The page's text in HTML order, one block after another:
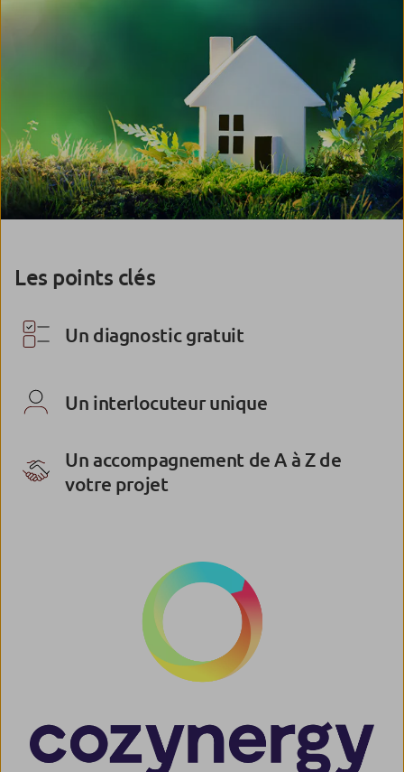
Les points clés
Un diagnostic gratuit
Un interlocuteur unique
Un accompagnement de A à Z de
votre projet